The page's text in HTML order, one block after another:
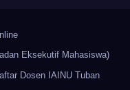
Eksekutif Mahasiswa)
Dosen IAINU Tuban